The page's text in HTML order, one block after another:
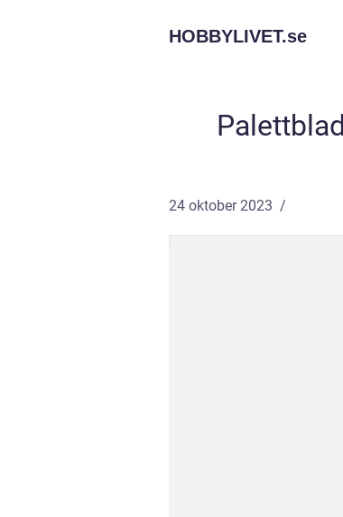
HOBBYLIVET.se
24 oktober 2023